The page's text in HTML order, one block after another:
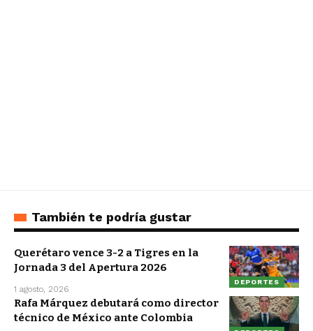
También te podría gustar
DEPORTES
Querétaro vence 3-2 a Tigres en la
Jornada 3 del Apertura 2026
1 agosto, 2026
Rafa Márquez debutará como director
técnico de México ante Colombia